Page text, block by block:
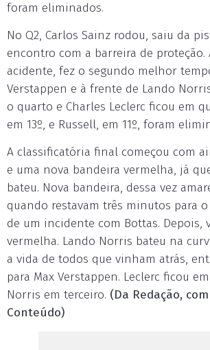
foram eliminados.
No Q2, Carlos Sainz rodou, saiu da
encontro com a barreira de proteção.
acidente, fez o segundo melhor
Verstappen e à frente de Lando
o quarto e Charles Leclerc ficou em
em 13º, e Russell, em 11º, foram
A classificatória final começou com
e uma nova bandeira vermelha, já
bateu. Nova bandeira, dessa vez
quando restavam três minutos para
de um incidente com Bottas. Depois,
vermelha. Lando Norris bateu na
a vida de todos que vinham atrás,
para Max Verstappen. Leclerc ficou
Norris em terceiro. (Da Redação,
Conteúdo)